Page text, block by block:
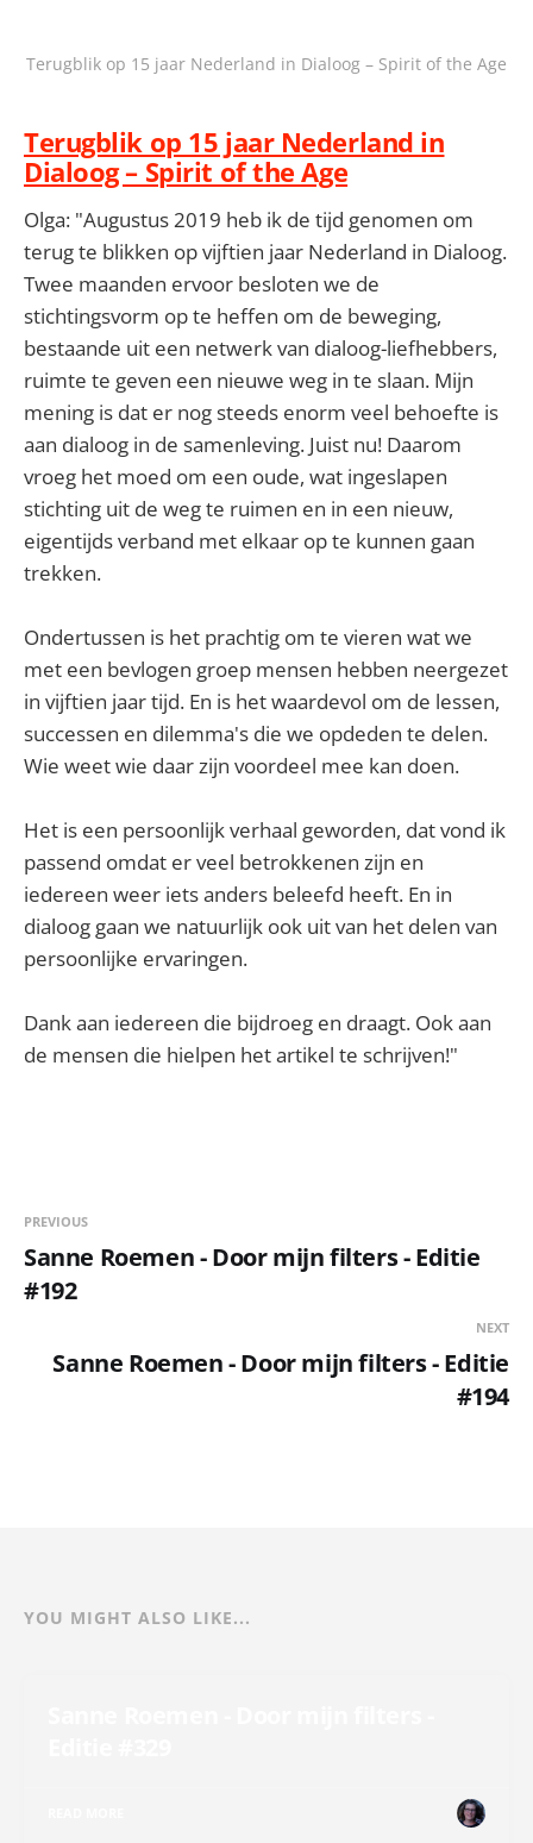
Terugblik op 15 jaar Nederland in Dialoog – Spirit of the Age
Terugblik op 15 jaar Nederland in
Dialoog – Spirit of the Age
Olga: "Augustus 2019 heb ik de tijd genomen om
terug te blikken op vijftien jaar Nederland in Dialoog.
Twee maanden ervoor besloten we de
stichtingsvorm op te heffen om de beweging,
bestaande uit een netwerk van dialoog-liefhebbers,
ruimte te geven een nieuwe weg in te slaan. Mijn
mening is dat er nog steeds enorm veel behoefte is
aan dialoog in de samenleving. Juist nu! Daarom
vroeg het moed om een oude, wat ingeslapen
stichting uit de weg te ruimen en in een nieuw,
eigentijds verband met elkaar op te kunnen gaan
trekken.
Ondertussen is het prachtig om te vieren wat we
met een bevlogen groep mensen hebben neergezet
in vijftien jaar tijd. En is het waardevol om de lessen,
successen en dilemma's die we opdeden te delen.
Wie weet wie daar zijn voordeel mee kan doen.
Het is een persoonlijk verhaal geworden, dat vond ik
passend omdat er veel betrokkenen zijn en
iedereen weer iets anders beleefd heeft. En in
dialoog gaan we natuurlijk ook uit van het delen van
persoonlijke ervaringen.
Dank aan iedereen die bijdroeg en draagt. Ook aan
de mensen die hielpen het artikel te schrijven!"
PREVIOUS
Sanne Roemen - Door mijn filters - Editie
#192
NEXT
Sanne Roemen - Door mijn filters - Editie
#194
YOU MIGHT ALSO LIKE...